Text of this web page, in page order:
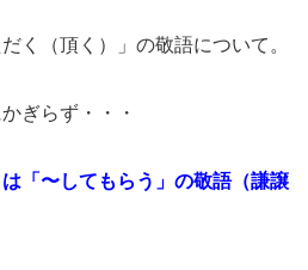
く（頂く）」の敬語について。
ぎらず・・・
「〜してもらう」の敬語（謙譲